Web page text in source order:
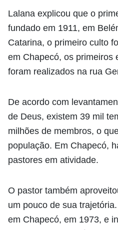
Lalana explicou que o
fundado em 1911, em
Catarina, o primeiro culto
em Chapecó, os primeiros
foram realizados na rua
De acordo com
de Deus, existem 39 mil
milhões de membros, o
população. Em Chapecó,
pastores em atividade.
O pastor também
um pouco de sua
em Chapecó, em 1973, e